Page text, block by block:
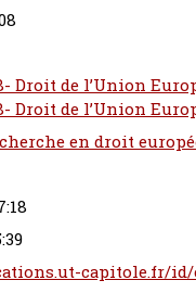
Droit de l’Union
Droit de l’Union
en droit
capitole.fr/